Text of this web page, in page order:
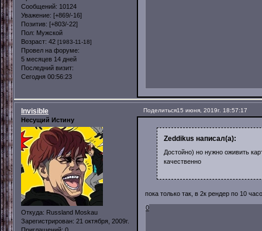
Сообщений: 10124
Уважение: [+869/-16]
Позитив: [+803/-22]
Пол: Мужской
Возраст: 42 [1983-11-18]
Провел на форуме:
5 месяцев 14 дней
Последний визит:
Сегодня 00:56:23
Поделиться15 июня, 2019г. 18:57:17
Invisible
Несущий Истину
Откуда: Russland Moskau
Зарегистрирован: 21 октября, 2009г.
Zeddikus написал(а):
Достойно) но нужно оживить
качественно
пока только так, в 2к рендер по 10
0